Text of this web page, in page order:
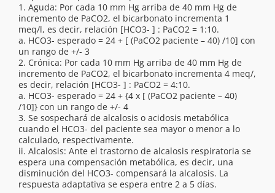
1. Aguda: Por cada 10 mm Hg arriba de 40 mm Hg de
incremento de PaCO2, el bicarbonato incrementa 1
meq/l, es decir, relación [HCO3- ] : PaCO2 = 1:10.
a. HCO3- esperado = 24 + [ (PaCO2 paciente – 40) /10] con
un rango de +/- 3
2. Crónica: Por cada 10 mm Hg arriba de 40 mm Hg de
incremento de PaCO2, el bicarbonato incrementa 4 meq/,
es decir, relación [HCO3- ] : PaCO2 = 4:10.
a. HCO3- esperado = 24 + {4 x [ (PaCO2 paciente – 40)
/10]} con un rango de +/- 4
3. Se sospechará de alcalosis o acidosis metabólica
cuando el HCO3- del paciente sea mayor o menor a lo
calculado, respectivamente.
ii. Alcalosis: Ante el trastorno de alcalosis respiratoria se
espera una compensación metabólica, es decir, una
disminución del HCO3- compensará la alcalosis. La
respuesta adaptativa se espera entre 2 a 5 días.